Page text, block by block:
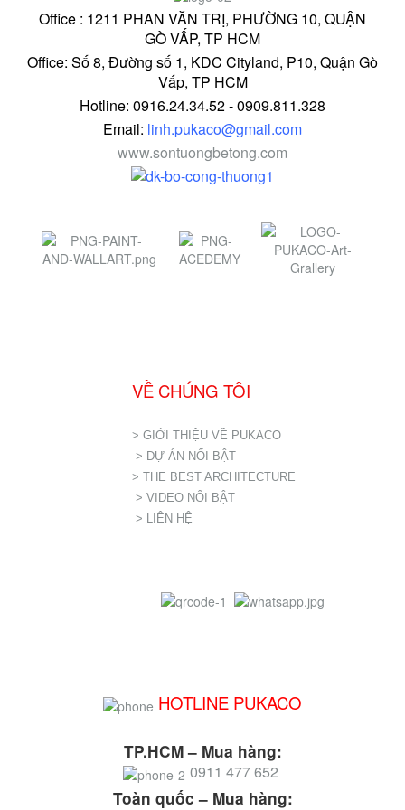
Office : 1211 PHAN VĂN TRỊ, PHƯỜNG 10, QUẬN
GÒ VẤP, TP HCM
Office: Số 8, Đường số 1, KDC Cityland, P10, Quận Gò
Vấp, TP HCM
Hotline: 0916.24.34.52 - 0909.811.328
Email: linh.pukaco@gmail.com
www.sontuongbetong.com
VỀ CHÚNG TÔI
> GIỚI THIỆU VỀ PUKACO
> DỰ ÁN NỔI BẬT
> THE BEST ARCHITECTURE
> VIDEO NỔI BẬT
> LIÊN HỆ
HOTLINE PUKACO
TP.HCM – Mua hàng:
0911 477 652
Toàn quốc – Mua hàng: